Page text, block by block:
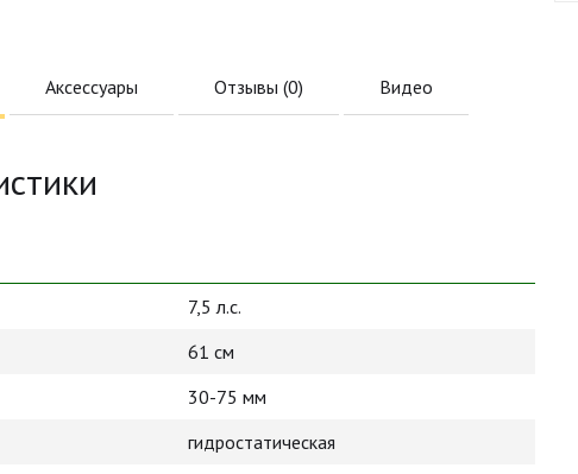
Аксессуары Отзывы (0) Видео
7,5 л.с.
61 см
30-75 мм
гидростатическая